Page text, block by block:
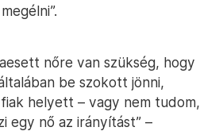
nőre van szükség, hogy
be szokott jönni,
helyett – vagy nem tudom,
egy nő az irányítást” –